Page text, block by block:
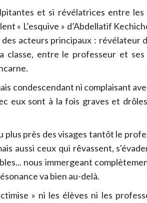
et si révélatrices entre
« L’esquive » d’Abdellatif
acteurs principaux : révélateur
classe, entre le professeur et ses
condescendant ni complaisant
eux sont à la fois graves et
plus près des visages tantôt le
aussi ceux qui rêvassent,
nous immergeant
va bien au-delà.
» ni les élèves ni les